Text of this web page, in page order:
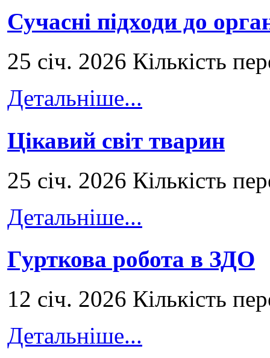
Сучасні підходи до
25 січ. 2026 Кількість
Детальніше...
Цікавий світ тварин
25 січ. 2026 Кількість
Детальніше...
Гурткова робота в ЗДО
12 січ. 2026 Кількість
Детальніше...